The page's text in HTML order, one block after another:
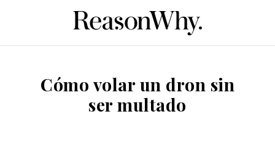
Cómo volar un dron sin
ser multado